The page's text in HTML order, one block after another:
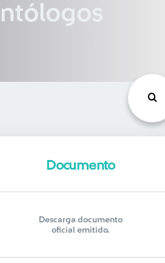
Documento
Descarga documento
oficial emitido.